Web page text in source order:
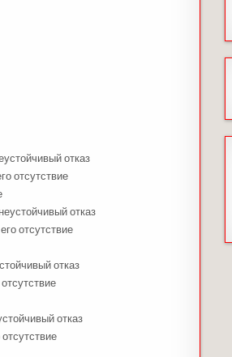
отказ
отсутствие
отказ
отсутствие
отказ
отказ